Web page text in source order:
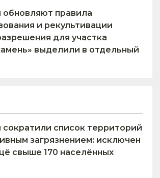
обновляют правила
и рекультивации
для участка
выделили в отдельный
сократили список территорий
загрязнением: исключен
свыше 170 населённых